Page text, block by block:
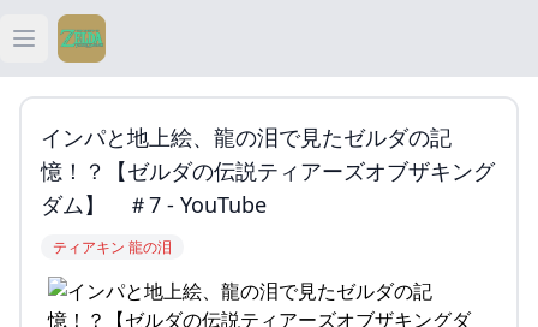
Open main menu
ティアキン
ティアキン 祠
ティアキン 攻略
インパと地上絵、龍の泪で見たゼルダの記
憶！？【ゼルダの伝説ティアーズオブザキング
ダム】 ＃7 - YouTube
ティアキン 龍の泪